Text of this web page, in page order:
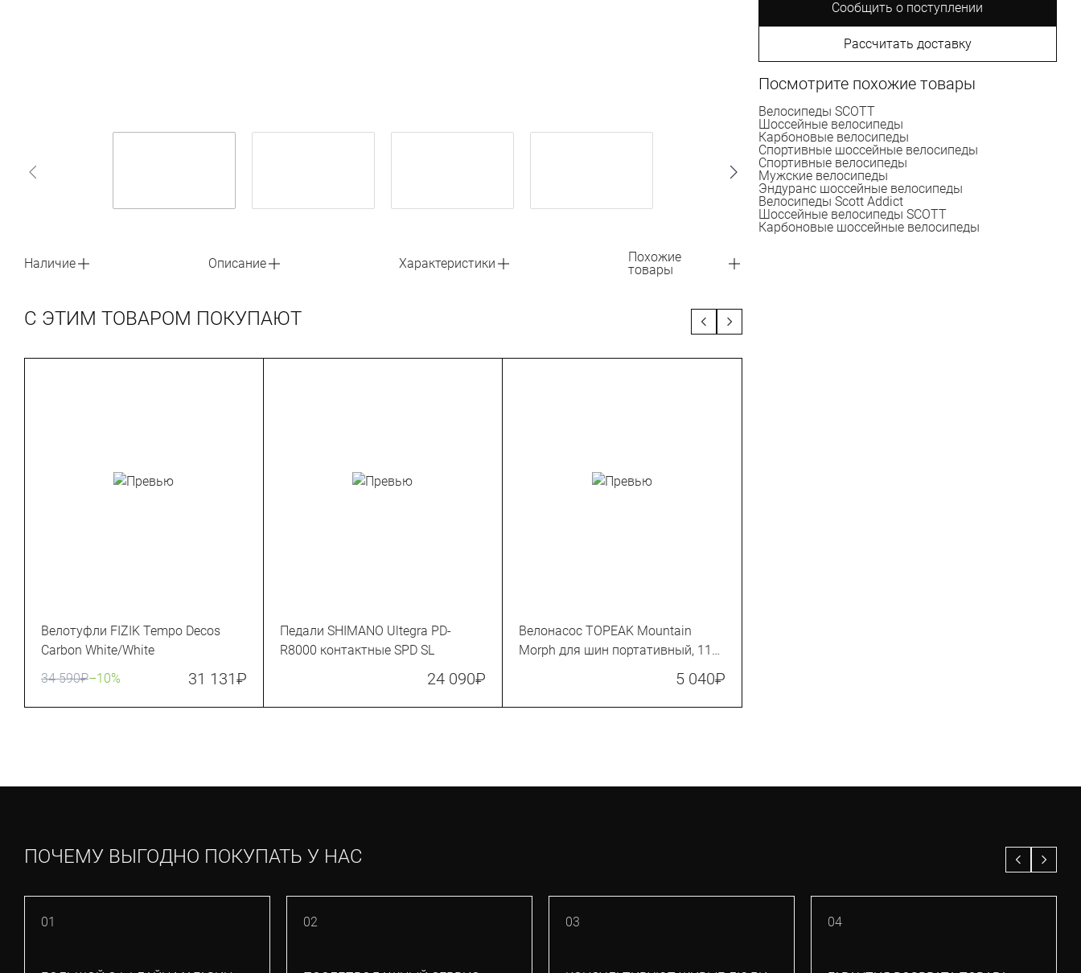
Сообщить о поступлении
Рассчитать доставку
Посмотрите похожие товары
Велосипеды SCOTT
Шоссейные велосипеды
Карбоновые велосипеды
Спортивные шоссейные велосипеды
Спортивные велосипеды
Мужские велосипеды
Эндуранс шоссейные велосипеды
Велосипеды Scott Addict
Шоссейные велосипеды SCOTT
Карбоновые шоссейные велосипеды
Наличие Описание Характеристики
Похожие
товары
С ЭТИМ ТОВАРОМ ПОКУПАЮТ
Велотуфли FIZIK Tempo Decos
Carbon White/White
34 590₽–10% 31 131₽
Педали SHIMANO Ultegra PD-
R8000 контактные SPD SL
24 090₽
Велонасос TOPEAK Mountain
Morph для шин портативный, 11
5 040₽
ПОЧЕМУ ВЫГОДНО ПОКУПАТЬ У НАС
01 02 03 04